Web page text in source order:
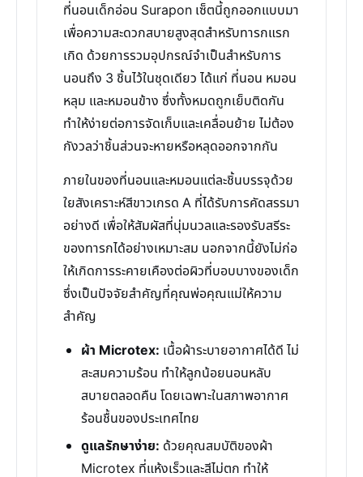
ที่นอนเด็กอ่อน Surapon เซ็ตนี้ถูกออกแบบมา
เพื่อความสะดวกสบายสูงสุดสำหรับทารกแรก
เกิด ด้วยการรวมอุปกรณ์จำเป็นสำหรับการ
นอนถึง 3 ชิ้นไว้ในชุดเดียว ได้แก่ ที่นอน หมอน
หลุม และหมอนข้าง ซึ่งทั้งหมดถูกเย็บติดกัน
ทำให้ง่ายต่อการจัดเก็บและเคลื่อนย้าย ไม่ต้อง
กังวลว่าชิ้นส่วนจะหายหรือหลุดออกจากกัน
ภายในของที่นอนและหมอนแต่ละชิ้นบรรจุด้วย
ใยสังเคราะห์สีขาวเกรด A ที่ได้รับการคัดสรรมา
อย่างดี เพื่อให้สัมผัสที่นุ่มนวลและรองรับสรีระ
ของทารกได้อย่างเหมาะสม นอกจากนี้ยังไม่ก่อ
ให้เกิดการระคายเคืองต่อผิวที่บอบบางของเด็ก
ซึ่งเป็นปัจจัยสำคัญที่คุณพ่อคุณแม่ให้ความ
สำคัญ
ผ้า Microtex: เนื้อผ้าระบายอากาศได้ดี ไม่
สะสมความร้อน ทำให้ลูกน้อยนอนหลับ
สบายตลอดคืน โดยเฉพาะในสภาพอากาศ
ร้อนชื้นของประเทศไทย
ดูแลรักษาง่าย: ด้วยคุณสมบัติของผ้า
Microtex ที่แห้งเร็วและสีไม่ตก ทำให้